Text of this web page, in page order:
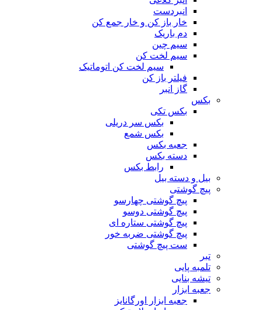
انبردست
خار باز کن و خار جمع کن
دم باریک
سیم چین
سیم لخت کن
سیم لخت کن اتوماتیک
فیلتر باز کن
گاز انبر
بکس
بکس تکی
بکس سر دریلی
بکس شمع
جعبه بکس
دسته بکس
رابط بکس
بیل و دسته بیل
پیچ گوشتی
پیچ گوشتی چهارسو
پیچ گوشتی دوسو
پیچ گوشتی ستاره‌ ای
پیچ گوشتی ضربه خور
ست پیچ گوشتی
تبر
تلمبه پایی
تیشه بنایی
جعبه ابزار
جعبه ابزار اورگانایز